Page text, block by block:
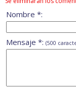
Nombre *:
Mensaje *: (500